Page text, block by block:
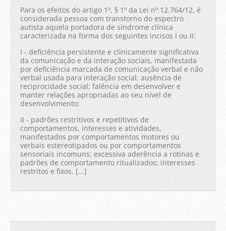
Para os efeitos do artigo 1º, § 1º da Lei nº 12.764/12, é
considerada pessoa com transtorno do espectro
autista aquela portadora de síndrome clínica
caracterizada na forma dos seguintes incisos I ou II:
I - deficiência persistente e clinicamente significativa
da comunicação e da interação sociais, manifestada
por deficiência marcada de comunicação verbal e não
verbal usada para interação social; ausência de
reciprocidade social; falência em desenvolver e
manter relações apropriadas ao seu nível de
desenvolvimento;
II - padrões restritivos e repetitivos de
comportamentos, interesses e atividades,
manifestados por comportamentos motores ou
verbais estereotipados ou por comportamentos
sensoriais incomuns; excessiva aderência a rotinas e
padrões de comportamento ritualizados; interesses
restritos e fixos. [...]